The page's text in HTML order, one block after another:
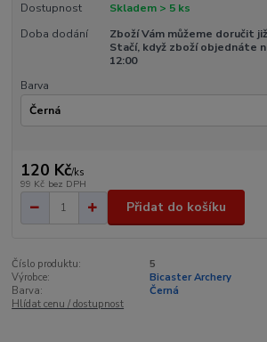
Dostupnost
Skladem > 5 ks
Doba dodání
Zboží Vám můžeme doručit
Stačí, když zboží objednáte
12:00
Barva
120 Kč/ks
99 Kč bez DPH
Přidat do košíku
Číslo produktu:
5
Výrobce:
Bicaster Archery
Barva:
Černá
Hlídat cenu / dostupnost